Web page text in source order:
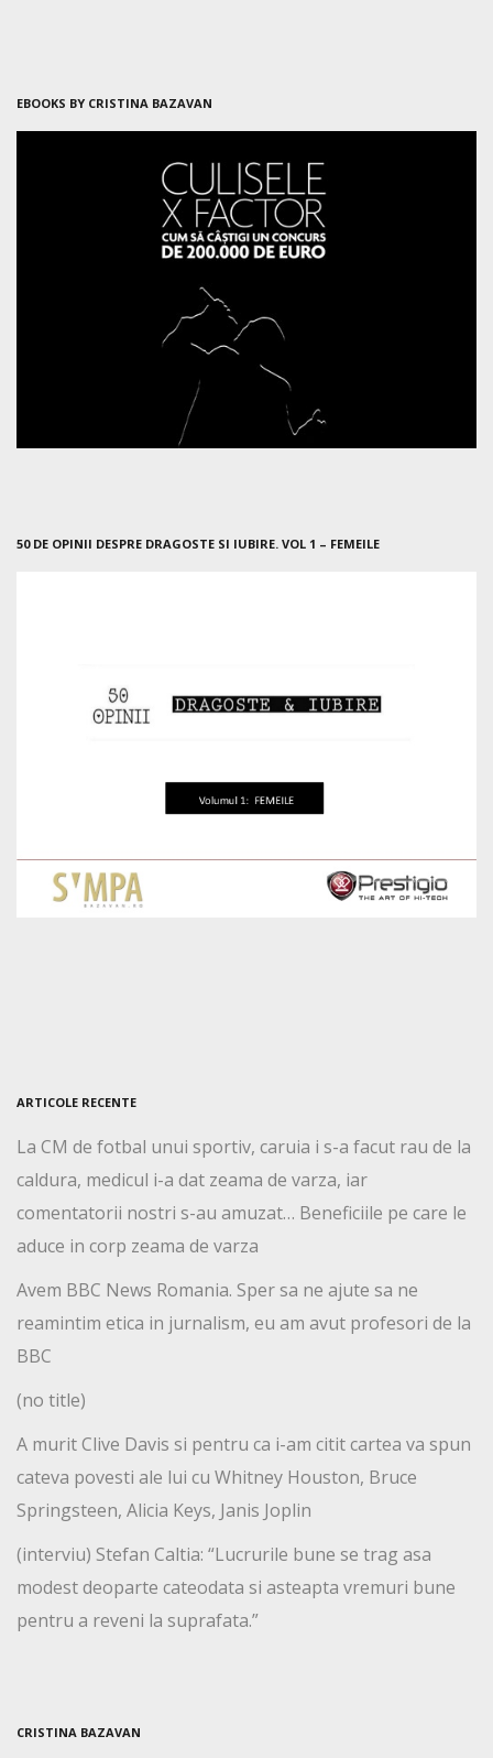
EBOOKS BY CRISTINA BAZAVAN
50 DE OPINII DESPRE DRAGOSTE SI IUBIRE. VOL 1 – FEMEILE
ARTICOLE RECENTE
La CM de fotbal unui sportiv, caruia i s-a facut rau de la
caldura, medicul i-a dat zeama de varza, iar
comentatorii nostri s-au amuzat… Beneficiile pe care le
aduce in corp zeama de varza
Avem BBC News Romania. Sper sa ne ajute sa ne
reamintim etica in jurnalism, eu am avut profesori de la
BBC
(no title)
A murit Clive Davis si pentru ca i-am citit cartea va spun
cateva povesti ale lui cu Whitney Houston, Bruce
Springsteen, Alicia Keys, Janis Joplin
(interviu) Stefan Caltia: “Lucrurile bune se trag asa
modest deoparte cateodata si asteapta vremuri bune
pentru a reveni la suprafata.”
CRISTINA BAZAVAN